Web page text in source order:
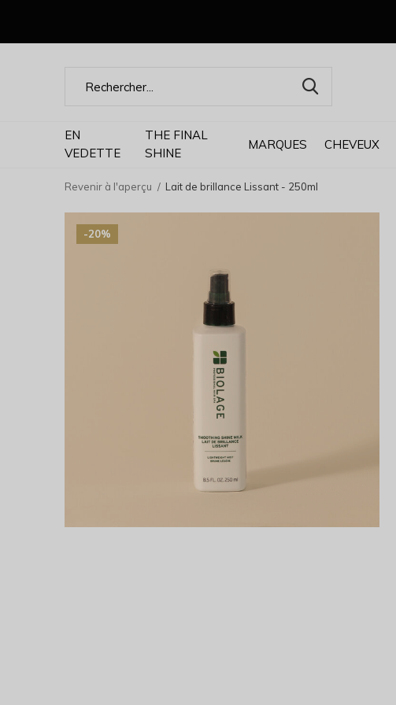
EN
VEDETTE
THE FINAL
SHINE
MARQUES CHEVEUX
Revenir à l'aperçu Lait de brillance Lissant - 250ml
-20%